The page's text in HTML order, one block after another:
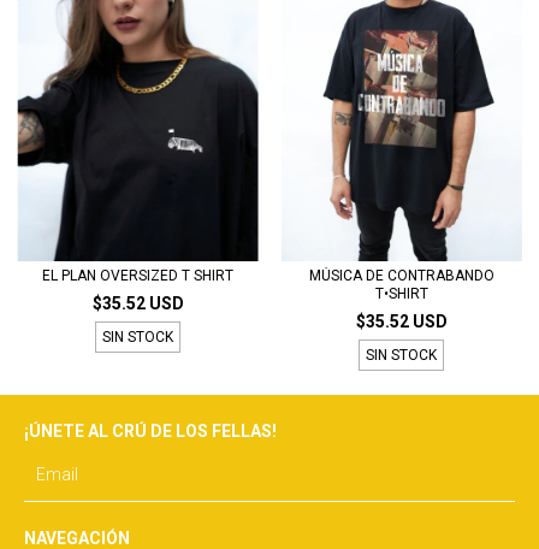
EL PLAN OVERSIZED T SHIRT
$35.52 USD
SIN STOCK
MÚSICA DE CONTRABANDO
T•SHIRT
$35.52 USD
SIN STOCK
¡ÚNETE AL CRÚ DE LOS FELLAS!
NAVEGACIÓN